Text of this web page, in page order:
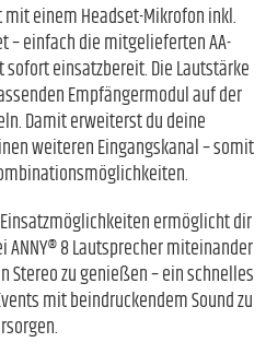
mit einem Headset-Mikrofon inkl.
– einfach die mitgelieferten AA-
einsatzbereit. Die Lautstärke
Empfängermodul auf der
Damit erweiterst du deine
weiteren Eingangskanal – somit
ermöglicht dir
ANNY® 8 Lautsprecher miteinander
Stereo zu genießen – ein schnelles
mit beindruckendem Sound zu